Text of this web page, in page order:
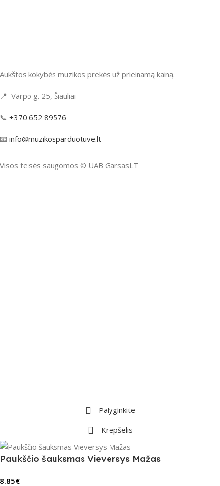
Aukštos kokybės muzikos prekės už prieinamą kainą.
📍 Varpo g. 25, Šiauliai
📞 +370 652 89576
📧 info@muzikosparduotuve.lt
Visos teisės saugomos ©️ UAB GarsasLT
Palyginkite
Krepšelis
Paukščio šauksmas Vieversys Mažas
8.85€